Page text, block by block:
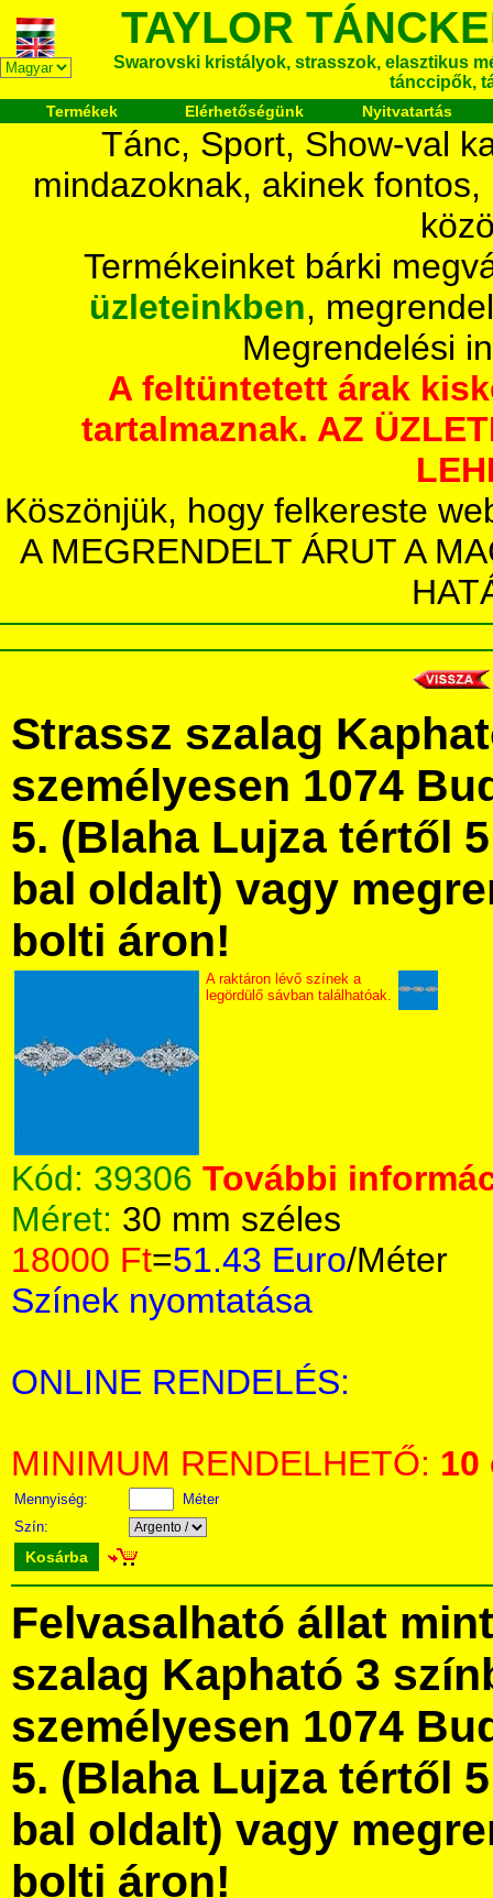
TAYLOR
Swarovski kristályok, strasszok, elasztikus
tánccipők,
Termékek Elérhetőségünk Nyitvatartás
Tánc, Sport, Show-val
mindazoknak, akinek
Termékeinket bárki
üzleteinkben,
Megrendelési
A feltüntetett árak
tartalmaznak. AZ
Köszönjük, hogy felkereste
A MEGRENDELT ÁRUT A
Strassz szalag
személyesen 1074
5. (Blaha Lujza tértől
bal oldalt) vagy
bolti áron!
A raktáron lévő színek a
legördülő sávban találhatóak.
Kód: 39306 További
Méret: 30 mm széles
18000 Ft=51.43 Euro/Méter
Színek nyomtatása
ONLINE RENDELÉS:
MINIMUM RENDELHETŐ: 10
Mennyiség:
Méter
Szín:
Kosárba
Felvasalható állat
szalag Kapható 3
személyesen 1074
5. (Blaha Lujza tértől
bal oldalt) vagy
bolti áron!